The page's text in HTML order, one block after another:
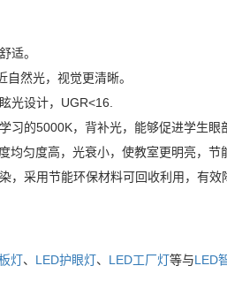
适。
自然光，视觉更清晰。
光设计，UGR<16.
习的5000K，背补光，能够促进学生眼
均匀度高，光衰小，使教室更明亮，节
，采用节能环保材料可回收利用，有效
灯、 LED护眼灯、 LED工厂灯等与LED